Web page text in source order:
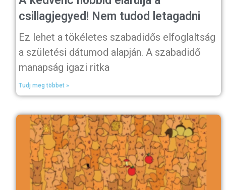
csillagjegyed! Nem tudod letagadni
Ez lehet a tökéletes szabadidős elfoglaltság
a születési dátumod alapján. A szabadidő
manapság igazi ritka
Tudj meg többet »